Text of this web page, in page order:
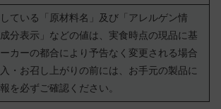
ている「原材料名」及び「アレルゲン情
分表示」などの値は、実食時点の現品に基
カーの都合により予告なく変更される場合
・お召し上がりの前には、お手元の製品に
を必ずご確認ください。